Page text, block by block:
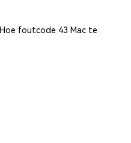
Hoe foutcode 43 Mac te